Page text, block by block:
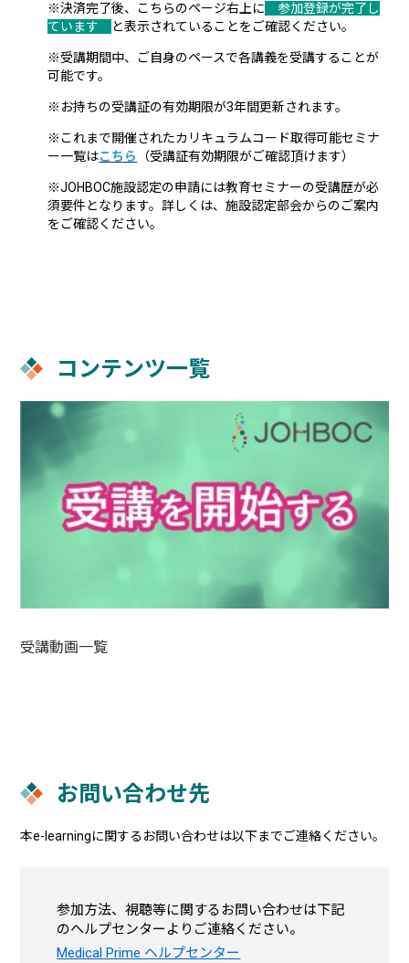
※決済完了後、こちらのページ右上に 参加登録が完了し
ています と表示されていることをご確認ください。
※受講期間中、ご自身のペースで各講義を受講することが
可能です。
※お持ちの受講証の有効期限が3年間更新されます。
※これまで開催されたカリキュラムコード取得可能セミナ
ー一覧はこちら （受講証有効期限がご確認頂けます）
※JOHBOC施設認定の申請には教育セミナーの受講歴が必
須要件となります。詳しくは、施設認定部会からのご案内
をご確認ください。
コンテンツ一覧
受講動画一覧
お問い合わせ先
本e-learningに関するお問い合わせは以下までご連絡ください。
参加方法、視聴等に関するお問い合わせは下記
のヘルプセンターよりご連絡ください。
Medical Prime ヘルプセンター